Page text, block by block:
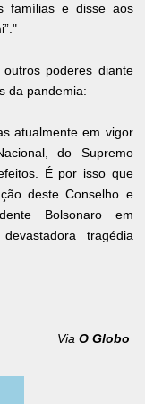
famílias e disse aos
poderes diante
da pandemia:
atualmente em vigor
do Supremo
É por isso que
deste Conselho e
Bolsonaro em
tragédia
Via O Globo